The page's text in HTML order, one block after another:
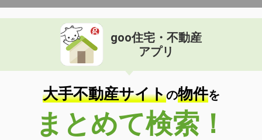
goo住宅・不動産
アプリ
大手不動産サイトの物件を
まとめて検索！